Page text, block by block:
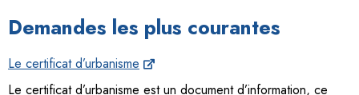
Demandes les plus courantes
Le certificat d’urbanisme
Le certificat d’urbanisme est un document d’information, ce